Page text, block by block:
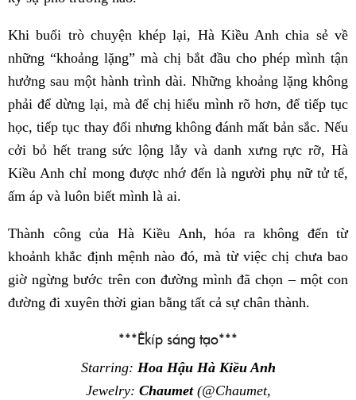
Khi buổi trò chuyện khép lại, Hà Kiều Anh chia sẻ về
những “khoảng lặng” mà chị bắt đầu cho phép mình tận
hưởng sau một hành trình dài. Những khoảng lặng không
phải để dừng lại, mà để chị hiểu mình rõ hơn, để tiếp tục
học, tiếp tục thay đổi nhưng không đánh mất bản sắc. Nếu
cởi bỏ hết trang sức lộng lẫy và danh xưng rực rỡ, Hà
Kiều Anh chỉ mong được nhớ đến là người phụ nữ tử tế,
ấm áp và luôn biết mình là ai.
Thành công của Hà Kiều Anh, hóa ra không đến từ
khoảnh khắc định mệnh nào đó, mà từ việc chị chưa bao
giờ ngừng bước trên con đường mình đã chọn – một con
đường đi xuyên thời gian bằng tất cả sự chân thành.
***Êkíp sáng tạo***
Starring: Hoa Hậu Hà Kiều Anh
Jewelry: Chaumet(@Chaumet,